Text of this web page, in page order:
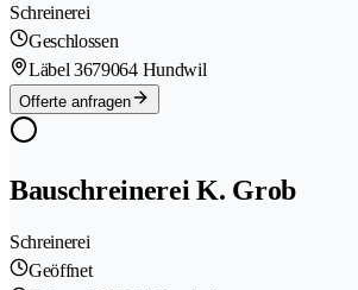
Schreinerei
Geschlossen
Läbel 3679064 Hundwil
Offerte anfragen
Bauschreinerei K. Grob
Schreinerei
Geöffnet